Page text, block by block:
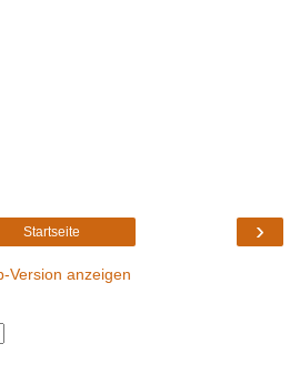
›
Startseite
Version anzeigen